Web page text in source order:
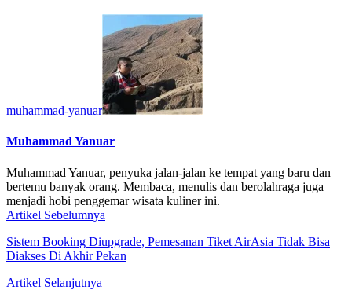
muhammad-yanuar
Muhammad Yanuar
Muhammad Yanuar, penyuka jalan-jalan ke tempat yang baru dan
bertemu banyak orang. Membaca, menulis dan berolahraga juga
menjadi hobi penggemar wisata kuliner ini.
Artikel Sebelumnya
Sistem Booking Diupgrade, Pemesanan Tiket AirAsia Tidak Bisa
Diakses Di Akhir Pekan
Artikel Selanjutnya